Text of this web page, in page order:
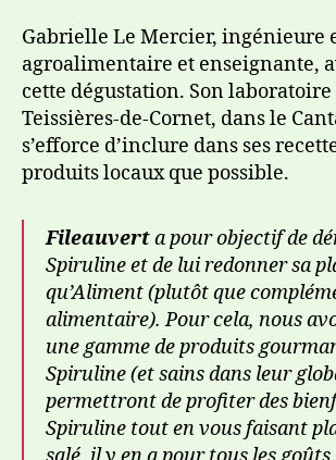
Gabrielle Le Mercier, ingénieure
agroalimentaire et enseignante,
cette dégustation. Son laboratoire
Teissières-de-Cornet, dans le
s’efforce d’inclure dans ses
produits locaux que possible.
Fileauverta pour objectif de
Spiruline et de lui redonner sa
qu’Aliment (plutôt que
alimentaire). Pour cela, nous
une gamme de produits
Spiruline (et sains dans leur
permettront de profiter des
Spiruline tout en vous faisant